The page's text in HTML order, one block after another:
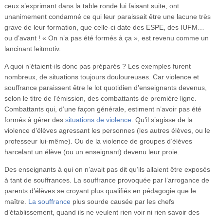
ceux s’exprimant dans la table ronde lui faisant suite, ont
unanimement condamné ce qui leur paraissait être une lacune très
grave de leur formation, que celle-ci date des ESPE, des IUFM…
ou d’avant ! « On n’a pas été formés à ça », est revenu comme un
lancinant leitmotiv.
A quoi n’étaient-ils donc pas préparés ? Les exemples furent
nombreux, de situations toujours douloureuses. Car violence et
souffrance paraissent être le lot quotidien d’enseignants devenus,
selon le titre de l’émission, des combattants de première ligne.
Combattants qui, d’une façon générale, estiment n’avoir pas été
formés à gérer des situations de violence . Qu’il s’agisse de la
violence d’élèves agressant les personnes (les autres élèves, ou le
professeur lui-même). Ou de la violence de groupes d’élèves
harcelant un élève (ou un enseignant) devenu leur proie.
Des enseignants à qui on n’avait pas dit qu’ils allaient être exposés
à tant de souffrances. La souffrance provoquée par l’arrogance de
parents d’élèves se croyant plus qualifiés en pédagogie que le
maître. La souffrance plus sourde causée par les chefs
d’établissement, quand ils ne veulent rien voir ni rien savoir des